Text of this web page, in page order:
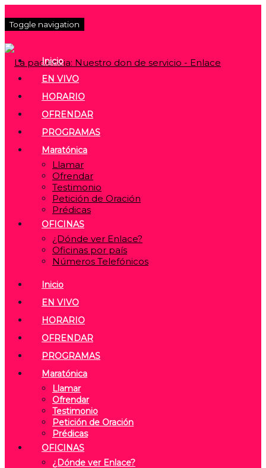
Toggle navigation
Inicio
EN VIVO
HORARIO
OFRENDAR
PROGRAMAS
Maratónica
Llamar
Ofrendar
Testimonio
Petición de Oración
Prédicas
OFICINAS
¿Dónde ver Enlace?
Oficinas por país
Números Telefónicos
Inicio
EN VIVO
HORARIO
OFRENDAR
PROGRAMAS
Maratónica
Llamar
Ofrendar
Testimonio
Petición de Oración
Prédicas
OFICINAS
¿Dónde ver Enlace?